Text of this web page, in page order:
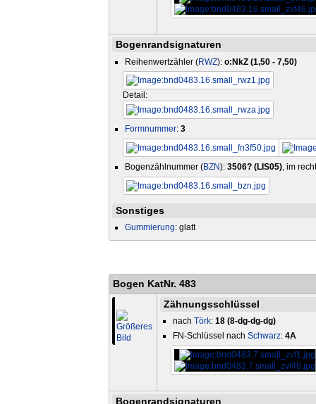
Bogenrandsignaturen
Reihenwertzähler (RWZ): o:NkZ (1,50 - 7,50)
Detail:
Formnummer: 3
Bogenzählnummer (BZN): 3506? (LIS05), im
Sonstiges
Gummierung: glatt
Bogen KatNr. 483
Zähnungsschlüssel
nach Törk: 18 (8-dg-dg-dg)
FN-Schlüssel nach Schwarz: 4A
Bogenrandsignaturen